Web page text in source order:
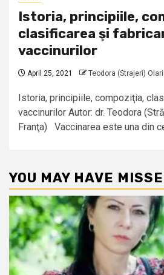
Istoria, principiile,
clasificarea şi
vaccinurilor
April 25, 2021 Teodora (Strajeri)
Istoria, principiile, compoziţia,
vaccinurilor Autor: dr. Teodora
Franţa) Vaccinarea este una din
YOU MAY HAVE